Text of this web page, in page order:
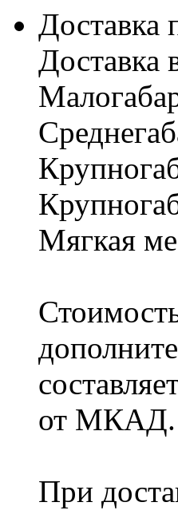
Мягкая
от МКАД.
При